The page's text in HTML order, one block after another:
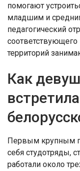
помогают
младшим и
педагогический
территорий
Как
Первым крупным
себя студотряды,
работали около